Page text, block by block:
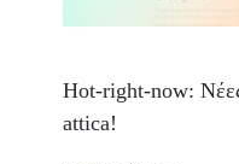
Hot-right-now:
attica!